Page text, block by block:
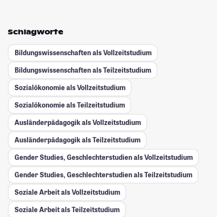
Schlagworte
Bildungswissenschaften als Vollzeitstudium
Bildungswissenschaften als Teilzeitstudium
Sozialökonomie als Vollzeitstudium
Sozialökonomie als Teilzeitstudium
Ausländerpädagogik als Vollzeitstudium
Ausländerpädagogik als Teilzeitstudium
Gender Studies, Geschlechterstudien als Vollzeitstudium
Gender Studies, Geschlechterstudien als Teilzeitstudium
Soziale Arbeit als Vollzeitstudium
Soziale Arbeit als Teilzeitstudium